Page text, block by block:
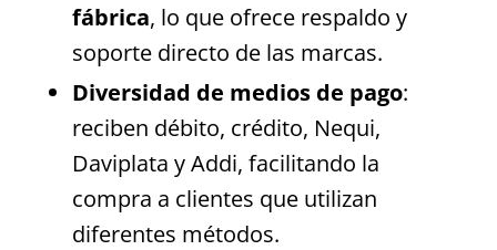
fábrica, lo que ofrece respaldo y
soporte directo de las marcas.
Diversidad de medios de pago:
reciben débito, crédito, Nequi,
Daviplata y Addi, facilitando la
compra a clientes que utilizan
diferentes métodos.